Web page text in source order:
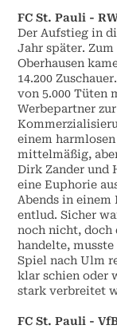
FC St. Pauli -
Der Aufstieg in
Jahr später.
Oberhausen
14.200
von 5.000 Tüten
Werbepartner
einem
mittelmäßig,
Dirk Zander und
eine Euphorie
Abends in einem
entlud. Sicher
noch nicht, doch
handelte,
Spiel nach Ulm
klar schien oder
stark verbreitet
FC St. Pauli -